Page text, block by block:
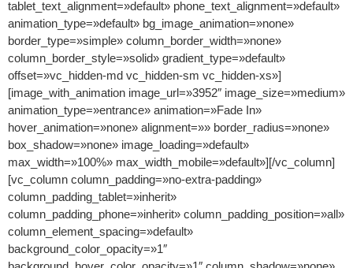
tablet_text_alignment=»default» phone_text_alignment=»default»
animation_type=»default» bg_image_animation=»none»
border_type=»simple» column_border_width=»none»
column_border_style=»solid» gradient_type=»default»
offset=»vc_hidden-md vc_hidden-sm vc_hidden-xs»]
[image_with_animation image_url=»3952″ image_size=»medium»
animation_type=»entrance» animation=»Fade In»
hover_animation=»none» alignment=»» border_radius=»none»
box_shadow=»none» image_loading=»default»
max_width=»100%» max_width_mobile=»default»][/vc_column]
[vc_column column_padding=»no-extra-padding»
column_padding_tablet=»inherit»
column_padding_phone=»inherit» column_padding_position=»all»
column_element_spacing=»default»
background_color_opacity=»1″